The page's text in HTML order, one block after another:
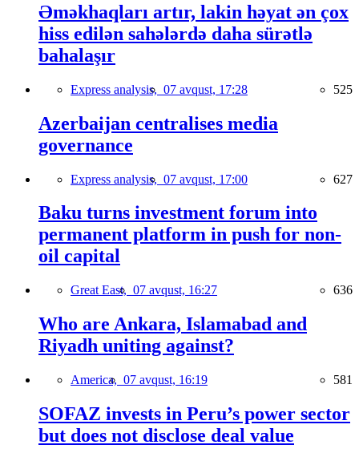
Əməkhaqları artır, lakin həyat ən çox
hiss edilən sahələrdə daha sürətlə
bahalaşır
Express analysis, 07 avqust, 17:28 525
Azerbaijan centralises media
governance
Express analysis, 07 avqust, 17:00 627
Baku turns investment forum into
permanent platform in push for non-
oil capital
Great East, 07 avqust, 16:27 636
Who are Ankara, Islamabad and
Riyadh uniting against?
America, 07 avqust, 16:19 581
SOFAZ invests in Peru’s power sector
but does not disclose deal value